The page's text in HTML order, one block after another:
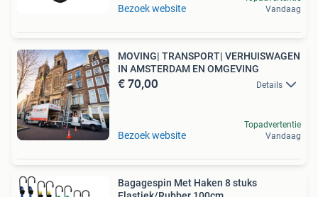
Bezoek website
Vandaag
MOVING| TRANSPORT| VERHUISWAGEN
IN AMSTERDAM EN OMGEVING
€ 70,00 Details
Bezoek website
Topadvertentie
Vandaag
Bagagespin Met Haken 8 stuks